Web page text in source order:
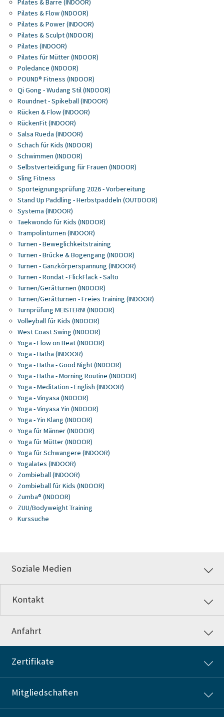
Pilates & Barre (INDOOR)
Pilates & Flow (INDOOR)
Pilates & Power (INDOOR)
Pilates & Sculpt (INDOOR)
Pilates (INDOOR)
Pilates für Mütter (INDOOR)
Poledance (INDOOR)
POUND® Fitness (INDOOR)
Qi Gong - Wudang Stil (INDOOR)
Roundnet - Spikeball (INDOOR)
Rücken & Flow (INDOOR)
RückenFit (INDOOR)
Salsa Rueda (INDOOR)
Schach für Kids (INDOOR)
Schwimmen (INDOOR)
Selbstverteidigung für Frauen (INDOOR)
Sling Fitness
Sporteignungsprüfung 2026 - Vorbereitung
Stand Up Paddling - Herbstpaddeln (OUTDOOR)
Systema (INDOOR)
Taekwondo für Kids (INDOOR)
Trampolinturnen (INDOOR)
Turnen - Beweglichkeitstraining
Turnen - Brücke & Bogengang (INDOOR)
Turnen - Ganzkörperspannung (INDOOR)
Turnen - Rondat - FlickFlack - Salto
Turnen/Gerätturnen (INDOOR)
Turnen/Gerätturnen - Freies Training (INDOOR)
Turnprüfung MEISTERN! (INDOOR)
Volleyball für Kids (INDOOR)
West Coast Swing (INDOOR)
Yoga - Flow on Beat (INDOOR)
Yoga - Hatha (INDOOR)
Yoga - Hatha - Good Night (INDOOR)
Yoga - Hatha - Morning Routine (INDOOR)
Yoga - Meditation - English (INDOOR)
Yoga - Vinyasa (INDOOR)
Yoga - Vinyasa Yin (INDOOR)
Yoga - Yin Klang (INDOOR)
Yoga für Männer (INDOOR)
Yoga für Mütter (INDOOR)
Yoga für Schwangere (INDOOR)
Yogalates (INDOOR)
Zombieball (INDOOR)
Zombieball für Kids (INDOOR)
Zumba® (INDOOR)
ZUU/Bodyweight Training
Kurssuche
Soziale Medien
Kontakt
Anfahrt
Zertifikate
Mitgliedschaften